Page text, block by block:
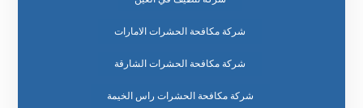
شركة مكافحة الحشرات الامارات
شركة مكافحة الحشرات الشارقة
شركة مكافحة الحشرات راس الخيمة